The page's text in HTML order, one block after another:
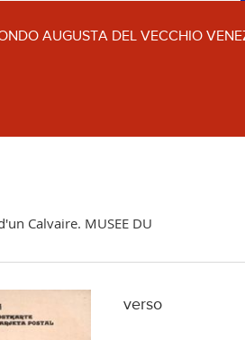
AUGUSTA DEL VECCHIO
Calvaire. MUSEE DU
verso